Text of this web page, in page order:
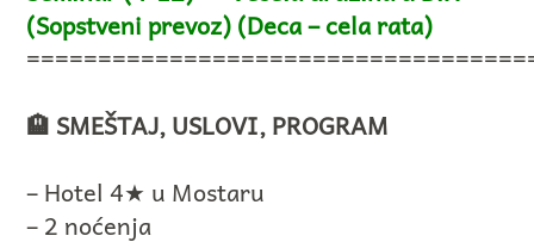
(Sopstveni prevoz) (Deca – cela rata)
🏨 SMEŠTAJ, USLOVI, PROGRAM
– Hotel 4★ u Mostaru
– 2 noćenja